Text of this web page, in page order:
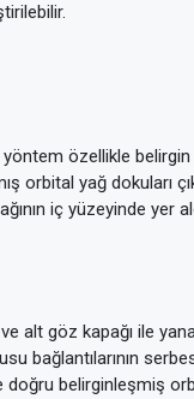
yöntem özellikle
orbital yağ dokuları
iç yüzeyinde yer
alt göz kapağı ile
bağlantılarının
belirginleşmiş